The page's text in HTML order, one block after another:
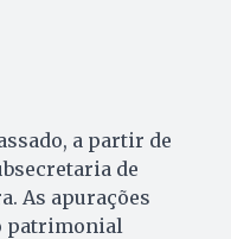
a partir de
de
As apurações
patrimonial